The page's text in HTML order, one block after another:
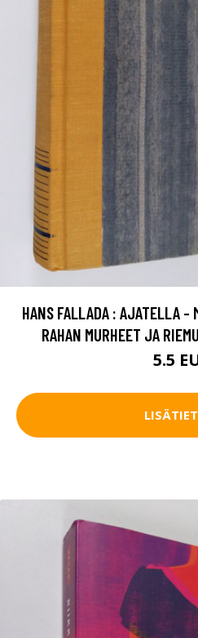
HANS FALLADA : AJATELLA -
RAHAN MURHEET JA
5.5